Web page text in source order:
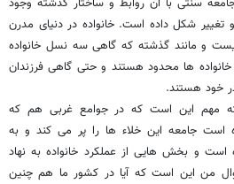
تغییر شکل داده است. خانواده در دنیای مدرن
و مانند گذشته که گاهی سه نسل خانواده
خانواده ها محدود هستند و حتی گاهی فرزندان
خود هستند.
مهم این است که در جوامع غربی هم که
است جامعه این خلاء ها را پر می کند و به
است و بخش هایی از عملکرد خانواده به نهاد
من این است که آیا در کشور ما هم چنین